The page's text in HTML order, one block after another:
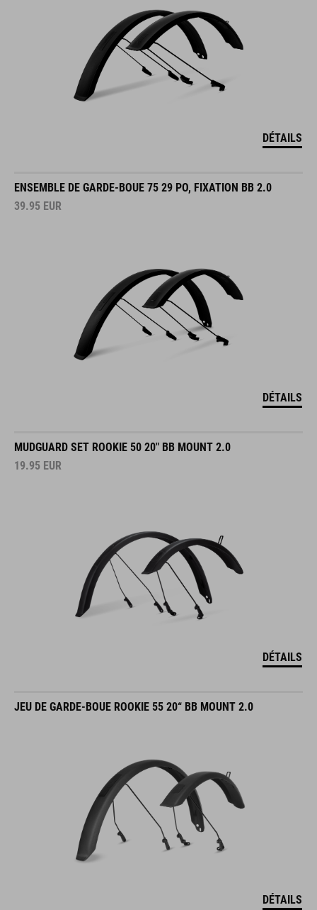
DÉTAILS
ENSEMBLE DE GARDE-BOUE 75 29 PO, FIXATION BB 2.0
39.95 EUR
DÉTAILS
MUDGUARD SET ROOKIE 50 20" BB MOUNT 2.0
19.95 EUR
DÉTAILS
JEU DE GARDE-BOUE ROOKIE 55 20“ BB MOUNT 2.0
DÉTAILS